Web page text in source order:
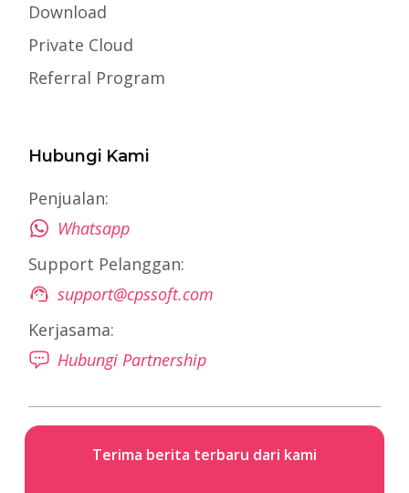
Download
Private Cloud
Referral Program
Hubungi Kami
Penjualan:
Whatsapp
Support Pelanggan:
support@cpssoft.com
Kerjasama:
Hubungi Partnership
Terima berita terbaru dari kami